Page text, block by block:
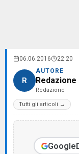
06.06.2016 22:20
R
AUTORE
Redazione
Redazione
Tutti gli articoli →
Google